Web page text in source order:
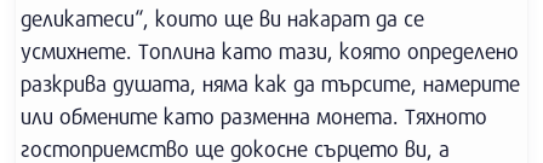
деликатеси“, които ще ви накарат да се
усмихнете. Топлина като тази, която определено
разкрива душата, няма как да търсите, намерите
или обмените като разменна монета. Тяхното
гостоприемство ще докосне сърцето ви, а